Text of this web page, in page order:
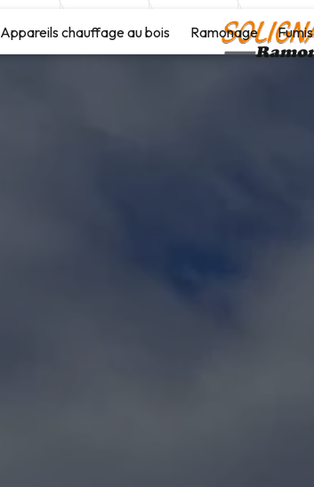
Appareils chauffage au bois Ramonage